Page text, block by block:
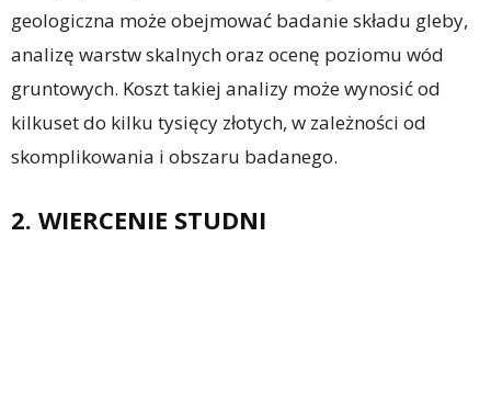
geologiczna może obejmować badanie składu gleby,
analizę warstw skalnych oraz ocenę poziomu wód
gruntowych. Koszt takiej analizy może wynosić od
kilkuset do kilku tysięcy złotych, w zależności od
skomplikowania i obszaru badanego.
2. WIERCENIE STUDNI